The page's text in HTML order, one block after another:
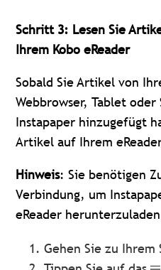
Schritt 3: Lesen Sie
Ihrem Kobo eReader
Sobald Sie Artikel von
Webbrowser, Tablet
Instapaper hinzugefügt
Artikel auf Ihrem
Hinweis: Sie benötigen
Verbindung, um
eReader
Gehen Sie zu